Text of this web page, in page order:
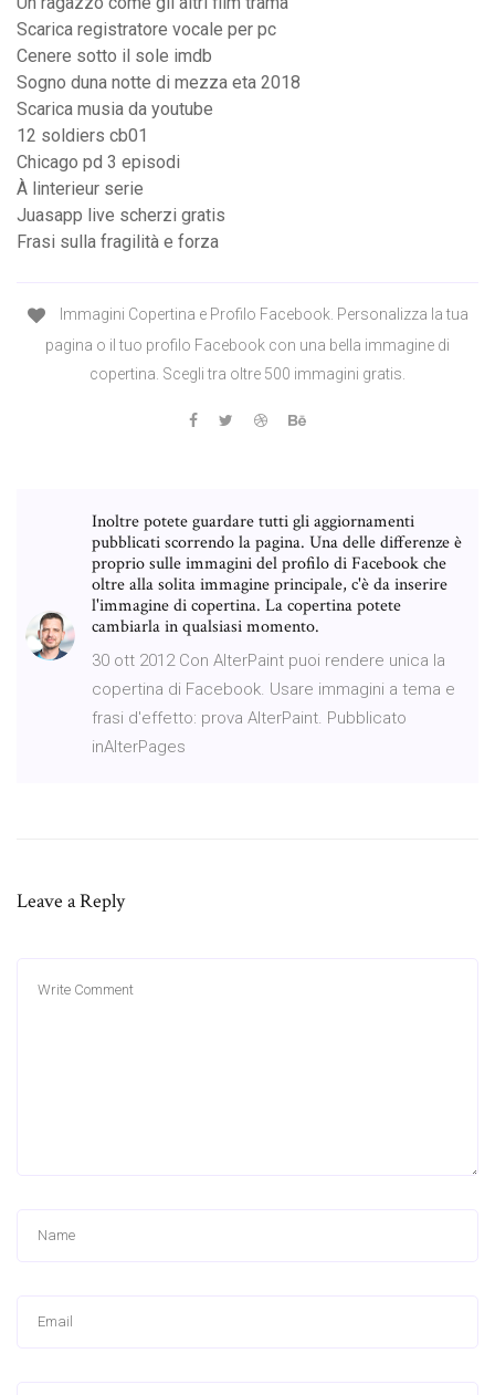
Scarica registratore vocale per pc
Cenere sotto il sole imdb
Sogno duna notte di mezza eta 2018
Scarica musia da youtube
12 soldiers cb01
Chicago pd 3 episodi
À linterieur serie
Juasapp live scherzi gratis
Frasi sulla fragilità e forza
Immagini Copertina e Profilo Facebook. Personalizza la tua
pagina o il tuo profilo Facebook con una bella immagine di
copertina. Scegli tra oltre 500 immagini gratis.
Inoltre potete guardare tutti gli aggiornamenti
pubblicati scorrendo la pagina. Una delle differenze è
proprio sulle immagini del profilo di Facebook che
oltre alla solita immagine principale, c'è da inserire
l'immagine di copertina. La copertina potete
cambiarla in qualsiasi momento.
30 ott 2012 Con AlterPaint puoi rendere unica la
copertina di Facebook. Usare immagini a tema e
frasi d'effetto: prova AlterPaint. Pubblicato
inAlterPages
Leave a Reply